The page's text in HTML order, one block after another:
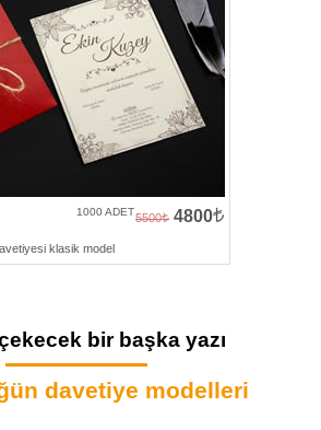
5500 4800
1000 ADET
klasik model
bir başka yazı
davetiye modelleri